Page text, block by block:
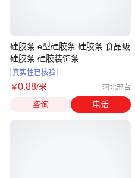
硅胶条 e型硅胶条 硅胶条 食品级
硅胶条 硅胶装饰条
真实性已核验
￥0.88/米 河北邢台
咨询 电话